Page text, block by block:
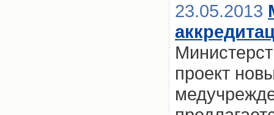
23.05.2013
проект